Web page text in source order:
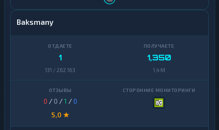
Baksmany
1
131 / 262 163
1,350
1,4 M
0 / 0 /1 /0
5,0 ★